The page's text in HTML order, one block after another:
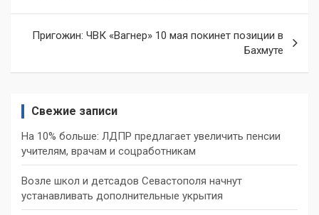
записям
Пригожин: ЧВК «Вагнер» 10 мая покинет позиции в
Бахмуте
Свежие записи
На 10% больше: ЛДПР предлагает увеличить пенсии
учителям, врачам и соцработникам
Возле школ и детсадов Севастополя начнут
устанавливать дополнительные укрытия